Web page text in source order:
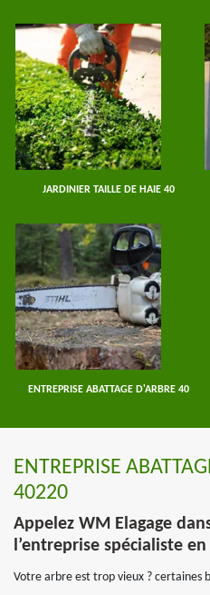
JARDINIER TAILLE DE HAIE 40
ENTREPRISE ABATTAGE D'ARBRE 40
ENTREPRISE
40220
Appelez WM Elagage
l’entreprise spécialiste
Votre arbre est trop vieux ? certaines